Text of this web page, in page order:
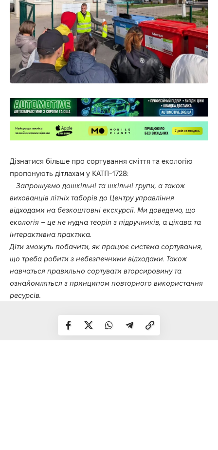
Дізнатися більше про сортування сміття та екологію
пропонують дітлахам у КАТП-1728:
– Запрошуємо дошкільні та шкільні групи, а також
вихованців літніх таборів до Центру управління
відходами на безкоштовні екскурсії. Ми доведемо, що
екологія – це не нудна теорія з підручників, а цікава та
інтерактивна практика.
Діти зможуть побачити, як працює система сортування,
що треба робити з небезпечними відходами. Також
навчаться правильно сортувати вторсировину та
ознайомляться з принципом повторного використання
ресурсів.